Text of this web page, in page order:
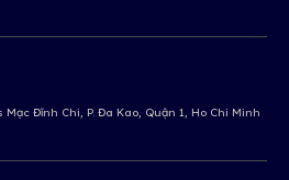
Mạc Đĩnh Chi, P. Đa Kao, Quận 1, Ho Chi Minh